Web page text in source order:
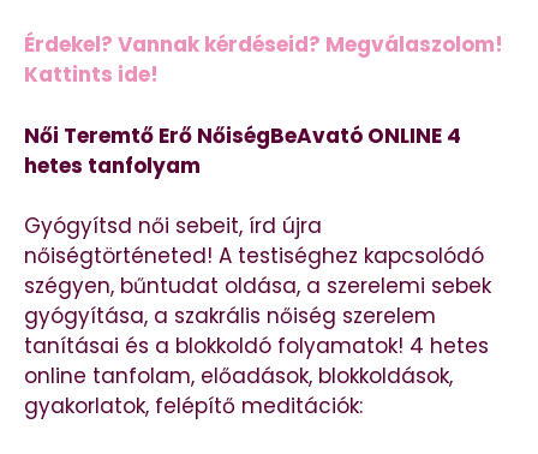
Érdekel? Vannak kérdéseid? Megválaszolom!
Kattints ide!
Női Teremtő Erő NőiségBeAvató ONLINE 4
hetes tanfolyam
Gyógyítsd női sebeit, írd újra
nőiségtörténeted! A testiséghez kapcsolódó
szégyen, bűntudat oldása, a szerelemi sebek
gyógyítása, a szakrális nőiség szerelem
tanításai és a blokkoldó folyamatok! 4 hetes
online tanfolam, előadások, blokkoldások,
gyakorlatok, felépítő meditációk: